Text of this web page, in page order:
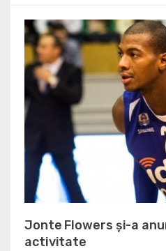
Jonte Flowers și-a
activitate